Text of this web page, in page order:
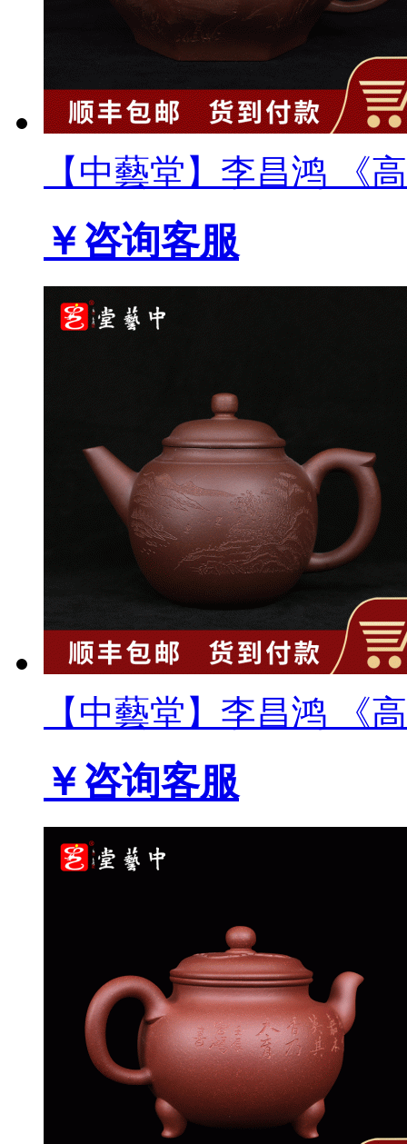
【中藝堂】李昌鸿 《
￥咨询客服
【中藝堂】李昌鸿 《
￥咨询客服